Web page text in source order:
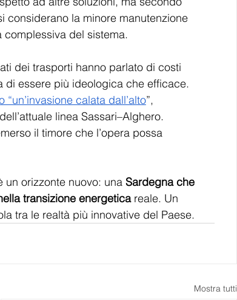
considerano la minore manutenzione
del sistema.
dei trasporti hanno parlato di costi
di essere più ideologica che efficace.
calata dall’alto”,
linea Sassari–Alghero.
il timore che l’opera possa
un orizzonte nuovo: una Sardegna che
transizione energetica reale. Un
tra le realtà più innovative del Paese.
Mostra tutti